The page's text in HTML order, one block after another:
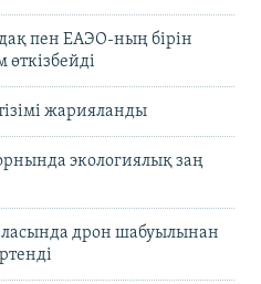
пен ЕАЭО-ның бірін
жарияланды
экологиялық заң
дрон шабуылынан